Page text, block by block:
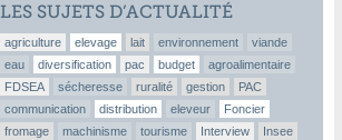
LES SUJETS D’ACTUALITÉ
agriculture elevage lait environnement
viande
eau
diversification pac budget
agroalimentaire
FDSEA
sécheresse ruralité gestion
PAC
communication
distribution eleveur
Foncier
fromage
machinisme tourisme Interview
Insee